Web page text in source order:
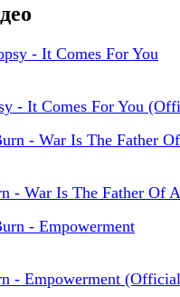
- It Comes For You
- War Is The Father Of
- Empowerment